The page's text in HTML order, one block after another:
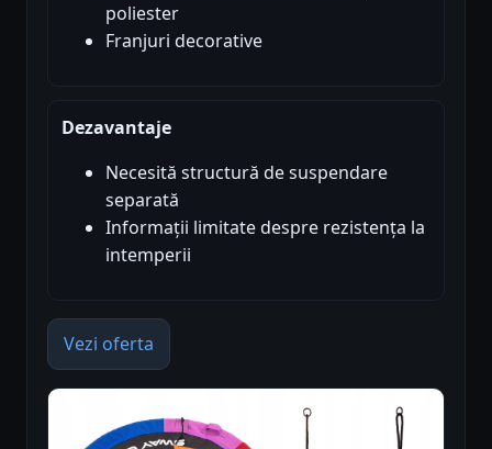
poliester
Franjuri decorative
Dezavantaje
Necesită structură de suspendare
separată
Informații limitate despre rezistența la
intemperii
Vezi oferta